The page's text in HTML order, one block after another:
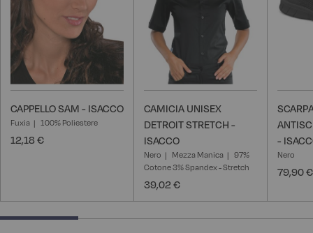
CAPPELLO SAM - ISACCO
Fuxia 100% Poliestere
12,18 €
CAMICIA UNISEX
DETROIT STRETCH -
ISACCO
Nero Mezza Manica
97%
Cotone 3% Spandex - Stretch
39,02 €
-
Nero
79,90 €
25% completed